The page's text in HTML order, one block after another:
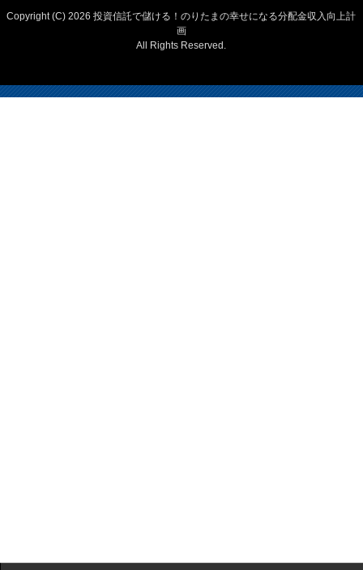
Copyright (C) 2026 投資信託で儲ける！のりたまの幸せになる分配金収入向上計
画
All Rights Reserved.